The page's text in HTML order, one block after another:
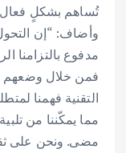
تُساهم بشكلٍ
وأضاف: “إن
مدفوع بالتزامنا
فمن خلال وضعهم
التقنية فهمنا
مما يمكّننا من
مضى. ونحن على